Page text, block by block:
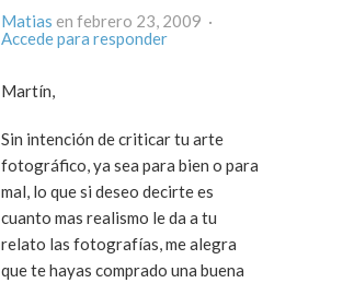
Matias
en febrero 23, 2009 ·
Accede para responder
Martín,
Sin intención de criticar tu arte
fotográfico, ya sea para bien o para
mal, lo que si deseo decirte es
cuanto mas realismo le da a tu
relato las fotografías, me alegra
que te hayas comprado una buena